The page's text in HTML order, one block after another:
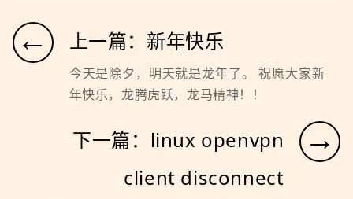
← 上一篇：新年快乐
今天是除夕，明天就是龙年了。 祝愿大家新
年快乐，龙腾虎跃，龙马精神！！
→
下一篇：linux openvpn
client disconnect